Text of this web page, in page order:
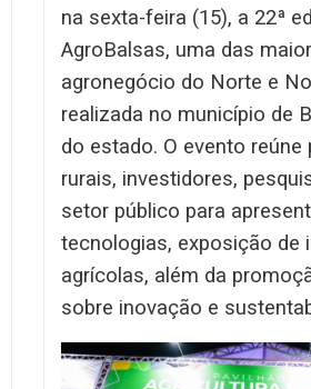
na sexta-feira (15), a 22ª
AgroBalsas, uma das
agronegócio do Norte e
realizada no município de
do estado. O evento reúne
rurais, investidores,
setor público para
tecnologias, exposição de
agrícolas, além da
sobre inovação e